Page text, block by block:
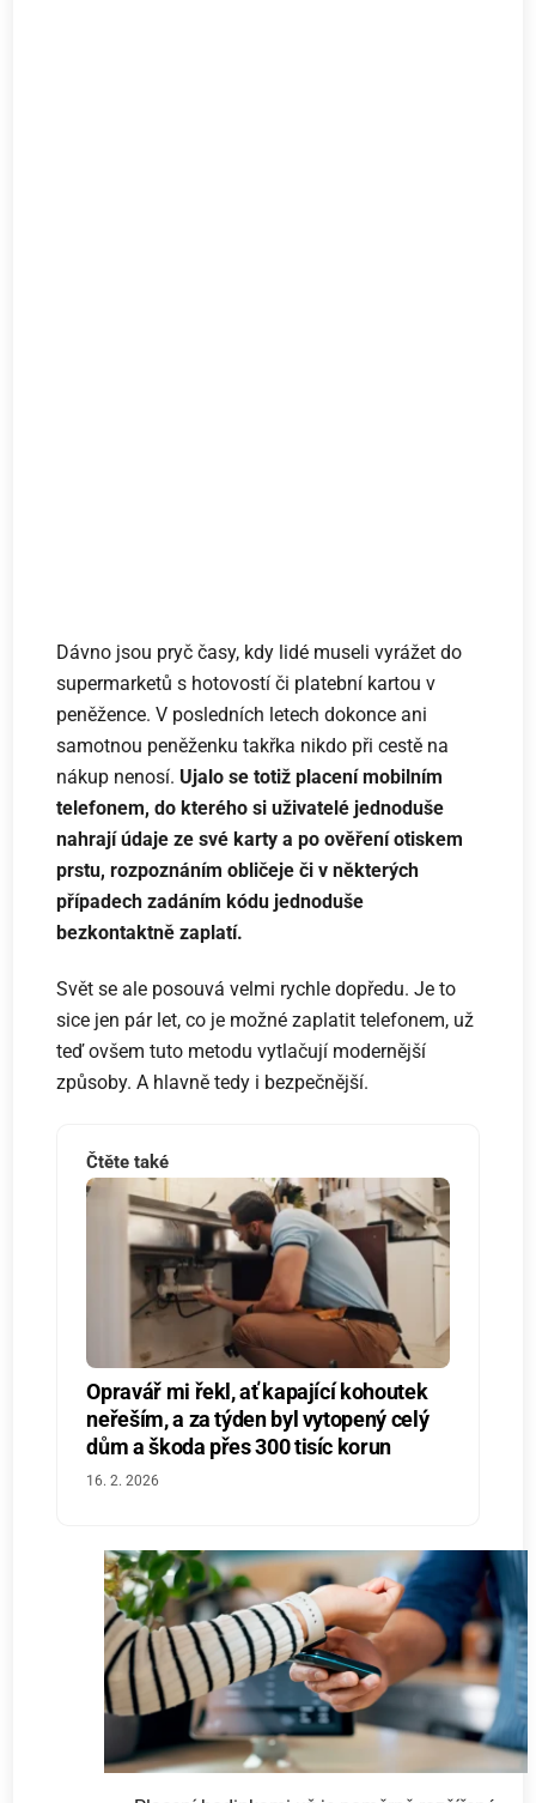
Dávno jsou pryč časy, kdy lidé museli vyrážet do
supermarketů s hotovostí či platební kartou v
peněžence. V posledních letech dokonce ani
samotnou peněženku takřka nikdo při cestě na
nákup nenosí. Ujalo se totiž placení mobilním
telefonem, do kterého si uživatelé jednoduše
nahrají údaje ze své karty a po ověření otiskem
prstu, rozpoznáním obličeje či v některých
případech zadáním kódu jednoduše
bezkontaktně zaplatí.
Svět se ale posouvá velmi rychle dopředu. Je to
sice jen pár let, co je možné zaplatit telefonem, už
teď ovšem tuto metodu vytlačují modernější
způsoby. A hlavně tedy i bezpečnější.
Čtěte také
Opravář mi řekl, ať kapající kohoutek
neřeším, a za týden byl vytopený celý
dům a škoda přes 300 tisíc korun
16. 2. 2026